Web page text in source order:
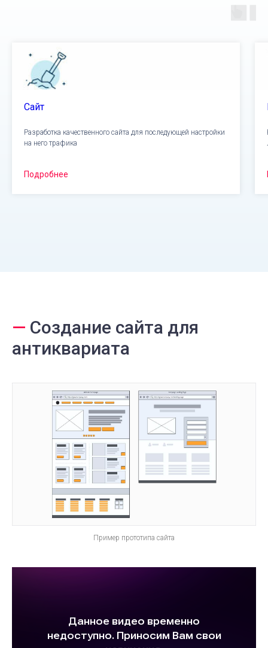
Сайт
Разработка качественного сайта для последующей настройки
на него трафика
Подробнее
— Создание сайта для
антиквариата
Пример прототипа сайта